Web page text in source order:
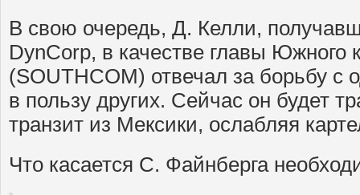
В свою очередь, Д. Келли,
DynCorp, в качестве главы Южного
(SOUTHCOM) отвечал за борьбу с
в пользу других. Сейчас он будет
транзит из Мексики, ослабляя
Что касается С. Файнберга